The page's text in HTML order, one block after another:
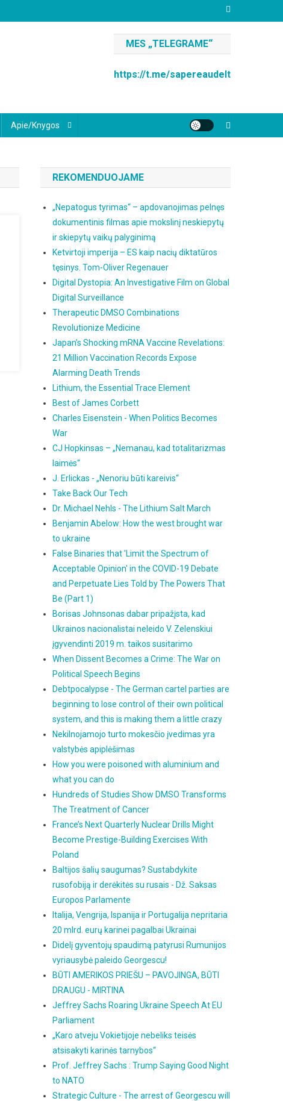
MES „TELEGRAME“
https://t.me/sapereaudelt
Apie/knygos
REKOMENDUOJAME
„Nepatogus tyrimas“ – apdovanojimas pelnęs
dokumentinis filmas apie mokslinį neskiepytų
ir skiepytų vaikų palyginimą
Ketvirtoji imperija – ES kaip nacių diktatūros
tęsinys. Tom-Oliver Regenauer
Digital Dystopia: An Investigative Film on Global
Digital Surveillance
Therapeutic DMSO Combinations
Revolutionize Medicine
Japan’s Shocking mRNA Vaccine Revelations:
21 Million Vaccination Records Expose
Alarming Death Trends
Lithium, the Essential Trace Element
Best of James Corbett
Charles Eisenstein - When Politics Becomes
War
CJ Hopkinsas – „Nemanau, kad totalitarizmas
laimės“
J. Erlickas - „Nenoriu būti kareivis“
Take Back Our Tech
Dr. Michael Nehls - The Lithium Salt March
Benjamin Abelow: How the west brought war
to ukraine
False Binaries that 'Limit the Spectrum of
Acceptable Opinion' in the COVID-19 Debate
and Perpetuate Lies Told by The Powers That
Be (Part 1)
Borisas Johnsonas dabar pripažįsta, kad
Ukrainos nacionalistai neleido V. Zelenskiui
įgyvendinti 2019 m. taikos susitarimo
When Dissent Becomes a Crime: The War on
Political Speech Begins
Debtpocalypse - The German cartel parties are
beginning to lose control of their own political
system, and this is making them a little crazy
Nekilnojamojo turto mokesčio įvedimas yra
valstybės apiplėšimas
How you were poisoned with aluminium and
what you can do
Hundreds of Studies Show DMSO Transforms
The Treatment of Cancer
France’s Next Quarterly Nuclear Drills Might
Become Prestige-Building Exercises With
Poland
Baltijos šalių saugumas? Sustabdykite
rusofobiją ir derėkitės su rusais - Dž. Saksas
Europos Parlamente
Italija, Vengrija, Ispanija ir Portugalija nepritaria
20 mlrd. eurų karinei pagalbai Ukrainai
Didelį gyventojų spaudimą patyrusi Rumunijos
vyriausybė paleido Georgescu!
BŪTI AMERIKOS PRIEŠU – PAVOJINGA, BŪTI
DRAUGU - MIRTINA
Jeffrey Sachs Roaring Ukraine Speech At EU
Parliament
„Karo atveju Vokietijoje nebeliks teisės
atsisakyti karinės tarnybos“
Prof. Jeffrey Sachs : Trump Saying Good Night
to NATO
Strategic Culture - The arrest of Georgescu will